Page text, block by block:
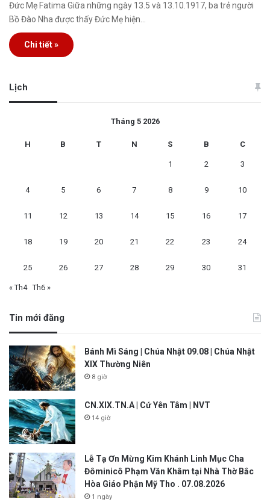
Đức Mẹ Fatima Giữa những ngày 13.5 và 13.10.1917, ba trẻ người
Bồ Đào Nha được thấy Đức Mẹ hiện…
Chi tiết »
Lịch
Tháng 5 2026
H B T N S B C
1 2 3
4 5 6 7 8 9 10
11 12 13 14 15 16 17
18 19 20 21 22 23 24
25 26 27 28 29 30 31
« Th4 Th6 »
Tin mới đăng
Bánh Mì Sáng | Chúa Nhật 09.08 | Chúa Nhật
XIX Thường Niên
8 giờ
CN.XIX.TN.A | Cứ Yên Tâm | NVT
14 giờ
Lễ Tạ Ơn Mừng Kim Khánh Linh Mục Cha
Đôminicô Phạm Văn Khâm tại Nhà Thờ Bắc
Hòa Giáo Phận Mỹ Tho . 07.08.2026
1 ngày